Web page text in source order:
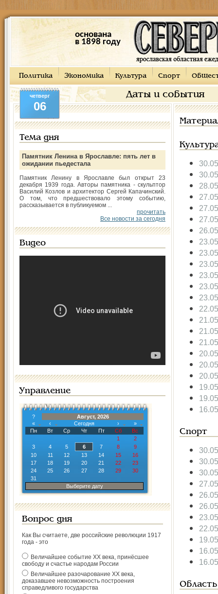
основана
в 1898 году
Политика Экономика Культура Спорт
Даты и события
четверг
06
Тема дня
Памятник Ленина в Ярославле: пять лет в
ожидании пьедестала
Памятник Ленину в Ярославле был открыт 23
декабря 1939 года. Авторы памятника - скульптор
Василий Козлов и архитектор Сергей Капачинский.
О том, что предшествовало этому событию,
рассказывается в публикуемом ...
прочитать
Все новости за сегодня
Видео
Управление
?
Август, 2026
«
‹ Сегодня ›
»
Пн
Вт Ср Чт Пт Сб
Вс
1
2
3
4 5 6 7 8
9
10
11 12 13 14 15
16
17
18 19 20 21 22
23
24
25 26 27 28 29
30
31
Выберите дату
Вопрос дня
Как Вы считаете, две российские революции 1917
года - это
Величайшее событие ХХ века, принёсшее
свободу и счастье народам России
Величайшее разочарование ХХ века,
доказавшее невозможность построения
справедливого государства
Спорт
Область